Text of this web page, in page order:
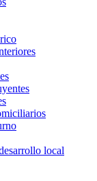
local